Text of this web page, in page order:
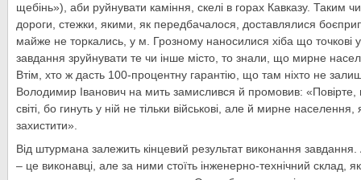
щебінь»), аби руйнувати каміння, скелі в горах Кавказу. Таким
дороги, стежки, якими, як передбачалося, доставлялися
майже не торкались, у м. Грозному наносилися хіба що
завдання зруйнувати те чи інше місто, то знали, що мирне
Втім, хто ж дасть 100-процентну гарантію, що там ніхто не
Володимир Іванович на мить замислився й промовив: «Повірте,
світі, бо гинуть у ній не тільки військові, але й мирне
захистити».
Від штурмана залежить кінцевий результат виконання
– це виконавці, але за ними стоїть інженерно-технічний склад,